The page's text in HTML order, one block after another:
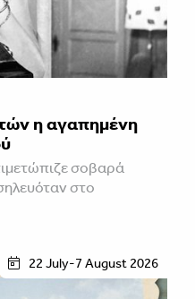
η αγαπημένη
σοβαρά
στο
22 July-7 August 2026